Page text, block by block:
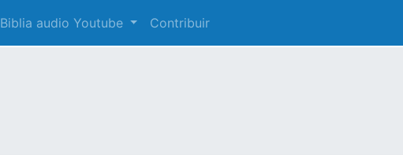
Biblia audio Youtube Contribuir